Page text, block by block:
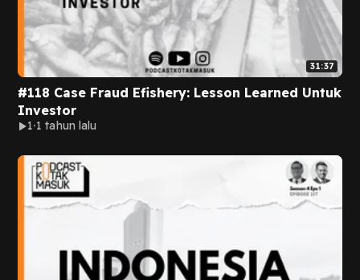
31:37
#118 Case Fraud Efishery: Lesson Learned Untuk
Investor
1 1 tahun lalu